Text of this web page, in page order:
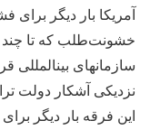
آمریکا بار دیگر
سازمان‎های بین‎المللی قرار داشت، حساب باز کرده است.
این فرقه بار دیگر